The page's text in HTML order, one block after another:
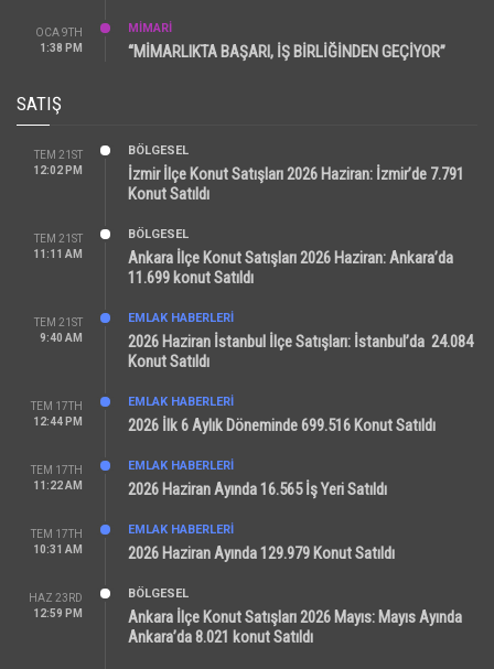
OCA 9TH
1:38 PM
MİMARİ
“MİMARLIKTA BAŞARI, İŞ BİRLİĞİNDEN GEÇİYOR”
SATIŞ
TEM 21ST
12:02 PM
BÖLGESEL
İzmir İlçe Konut Satışları 2026 Haziran: İzmir’de 7.791
Konut Satıldı
TEM 21ST
11:11 AM
BÖLGESEL
Ankara İlçe Konut Satışları 2026 Haziran: Ankara’da
11.699 konut Satıldı
TEM 21ST
9:40 AM
EMLAK HABERLERI
2026 Haziran İstanbul İlçe Satışları: İstanbul’da 24.084
Konut Satıldı
TEM 17TH
12:44 PM
EMLAK HABERLERI
2026 İlk 6 Aylık Döneminde 699.516 Konut Satıldı
TEM 17TH
11:22 AM
EMLAK HABERLERI
2026 Haziran Ayında 16.565 İş Yeri Satıldı
TEM 17TH
10:31 AM
EMLAK HABERLERI
2026 Haziran Ayında 129.979 Konut Satıldı
HAZ 23RD
12:59 PM
BÖLGESEL
Ankara İlçe Konut Satışları 2026 Mayıs: Mayıs Ayında
Ankara’da 8.021 konut Satıldı